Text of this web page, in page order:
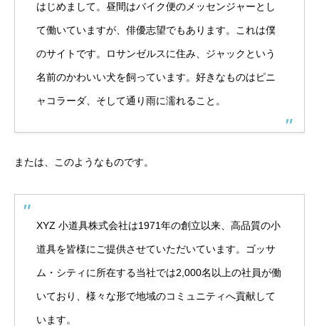
はじめまして。昼間はバイク便のメッセンジャーとし
て働いていますが、俳優志望でもあります。これは僕
のサイトです。ロサンゼルスに住み、ジャックという
名前のかわいい犬を飼っています。好きなものはピニ
ャコラーダ、そして通り雨に濡れること。
または、このようなものです。
XYZ 小道具株式会社は1971年の創立以来、高品質の小
道具を皆様にご提供させていただいています。ゴッサ
ム・シティに所在する当社では2,000名以上の社員が働
いており、様々な形で地域のコミュニティへ貢献して
います。